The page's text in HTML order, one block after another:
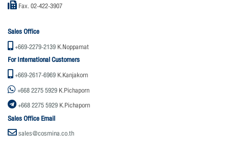
Fax. 02-422-3907
Sales Office
+669-2279-2139K.Noppamat
For International Customers
+669-2617-6969K.Kanjakorn
+668 2275 5929K.Pichaporn
+668 2275 5929K.Pichaporn
Sales Office Email
sales@cosmina.co.th